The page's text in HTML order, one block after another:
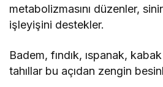
metabolizmasını düzenler,
işleyişini destekler.
Badem, fındık, ıspanak,
tahıllar bu açıdan zengin